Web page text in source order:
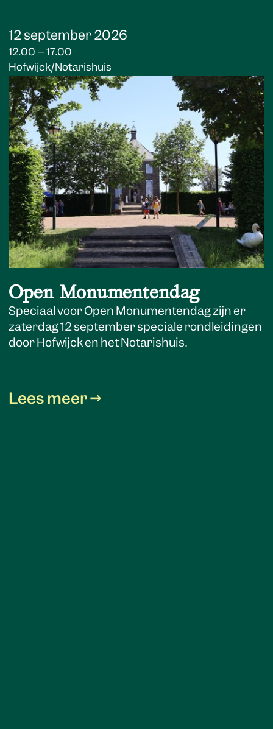
12 september 2026
12.00 – 17.00
Hofwijck/Notarishuis
Open Monumentendag
Speciaal voor Open Monumentendag zijn er
zaterdag 12 september speciale rondleidingen
door Hofwijck en het Notarishuis.
Lees meer →